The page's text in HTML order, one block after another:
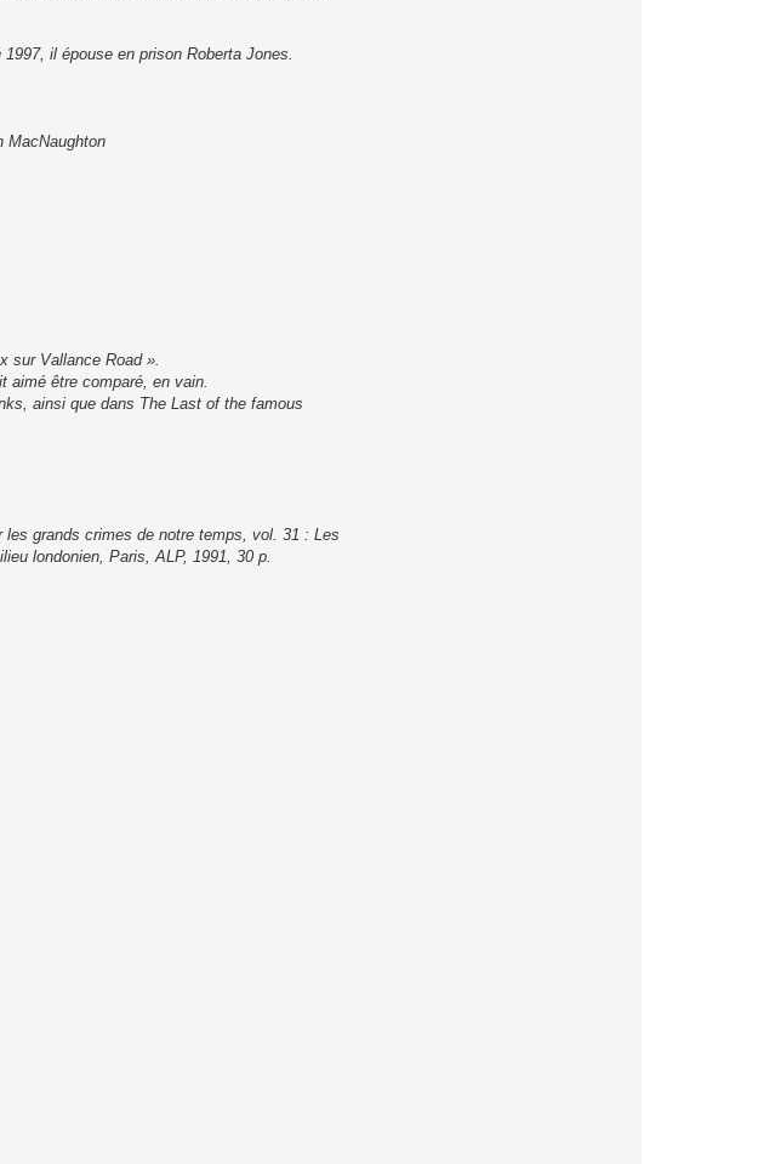
il épouse en prison Roberta Jones.
MacNaughton
sur Vallance Road ».
aimé être comparé, en vain.
ainsi que dans The Last of the famous
grands crimes de notre temps, vol. 31 : Les
londonien, Paris, ALP, 1991, 30 p.